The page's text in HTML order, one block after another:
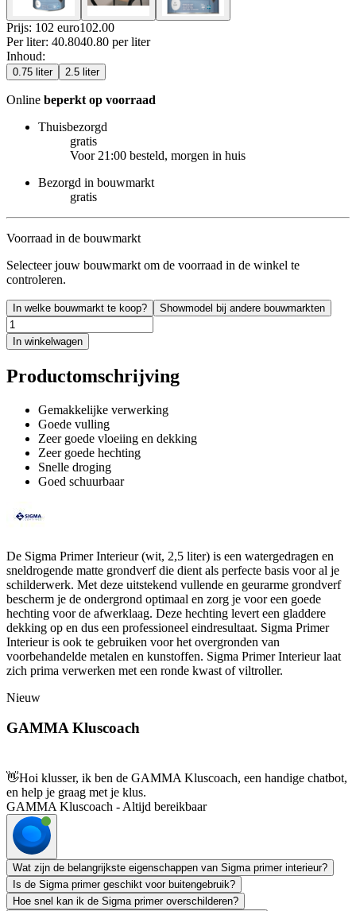
Prijs: 102 euro102.00
Per liter: 40.8040.80 per liter
Inhoud:
0.75 liter 2.5 liter
Online beperkt op voorraad
Thuisbezorgd
gratis
Voor 21:00 besteld, morgen in huis
Bezorgd in bouwmarkt
gratis
Voorraad in de bouwmarkt
Selecteer jouw bouwmarkt om de voorraad in de winkel te
controleren.
In welke bouwmarkt te koop? Showmodel bij andere bouwmarkten
In winkelwagen
Productomschrijving
Gemakkelijke verwerking
Goede vulling
Zeer goede vloeiing en dekking
Zeer goede hechting
Snelle droging
Goed schuurbaar
De Sigma Primer Interieur (wit, 2,5 liter) is een watergedragen en
sneldrogende matte grondverf die dient als perfecte basis voor al je
schilderwerk. Met deze uitstekend vullende en geurarme grondverf
bescherm je de ondergrond optimaal en zorg je voor een goede
hechting voor de afwerklaag. Deze hechting levert een gladdere
dekking op en dus een professioneel eindresultaat. Sigma Primer
Interieur is ook te gebruiken voor het overgronden van
voorbehandelde metalen en kunstoffen. Sigma Primer Interieur laat
zich prima verwerken met een ronde kwast of viltroller.
Nieuw
GAMMA Kluscoach
👋Hoi klusser, ik ben de GAMMA Kluscoach, een handige chatbot,
en help je graag met je klus.
GAMMA Kluscoach - Altijd bereikbaar
Wat zijn de belangrijkste eigenschappen van Sigma primer interieur?
Is de Sigma primer geschikt voor buitengebruik?
Hoe snel kan ik de Sigma primer overschilderen?